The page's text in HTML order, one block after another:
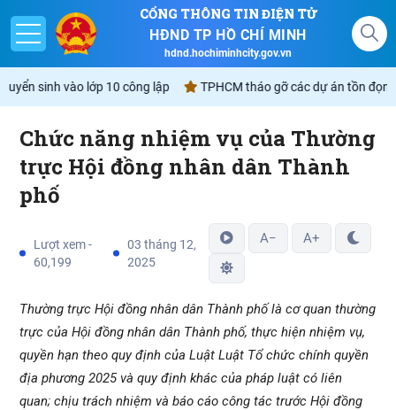
Giới thiệu
Nghị quyết
Lịch
Không gian văn hóa Hồ Chí Minh
CỔNG THÔNG TIN ĐIỆN TỬ
HĐND TP HỒ CHÍ MINH
hdnd.hochiminhcity.gov.vn
sinh vào lớp 10 công lập TPHCM tháo gỡ các dự án tồn đọng
Chức năng nhiệm vụ của Thường
trực Hội đồng nhân dân Thành
phố
Lượt xem -
60,199
03 tháng 12,
2025
A− A+
Thường trực Hội đồng nhân dân Thành phố là cơ quan thường
trực của Hội đồng nhân dân Thành phố, thực hiện nhiệm vụ,
quyền hạn theo quy định của Luật Luật Tổ chức chính quyền
địa phương 2025 và quy định khác của pháp luật có liên
quan; chịu trách nhiệm và báo cáo công tác trước Hội đồng